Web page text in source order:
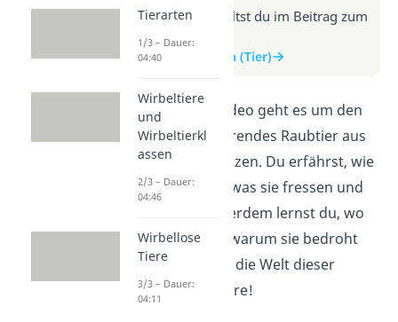
Weitere Infos erhältst du im Beitrag zum
Video
zum Beitrag: Puma (Tier)
In diesem Erklärvideo geht es um den
Puma, ein faszinierendes Raubtier aus
der Familie der Katzen. Du erfährst, wie
Pumas aussehen, was sie fressen und
wie sie jagen. Außerdem lernst du, wo
Pumas leben und warum sie bedroht
sind. Tauche ein in die Welt dieser
majestätischen Tiere!
Tierarten
1/3 – Dauer:
04:40
Wirbeltiere
und
Wirbeltierkl
assen
2/3 – Dauer:
04:46
Wirbellose
Tiere
3/3 – Dauer:
04:11